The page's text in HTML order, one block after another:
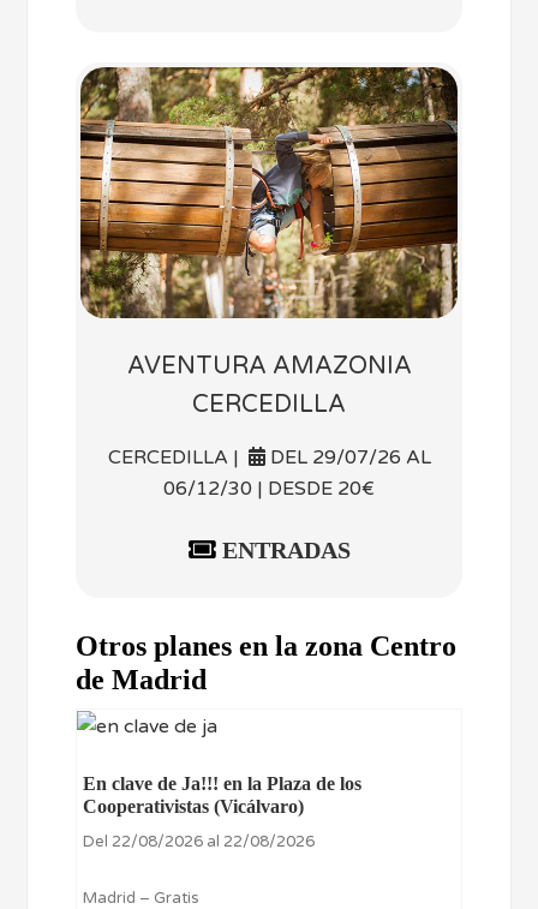
AVENTURA AMAZONIA
CERCEDILLA
CERCEDILLA |
DEL 29/07/26 AL
06/12/30 | DESDE 20€
ENTRADAS
Otros planes en la zona Centro
de Madrid
En clave de Ja!!! en la Plaza de los
Cooperativistas (Vicálvaro)
Del 22/08/2026 al 22/08/2026
Madrid – Gratis